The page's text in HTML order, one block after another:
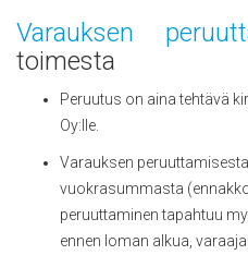
Varauksen
toimesta
Peruutus on aina tehtävä
Oy:lle.
Varauksen
vuokrasummasta
peruuttaminen tapahtuu
ennen loman alkua,